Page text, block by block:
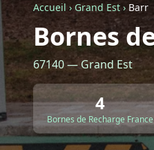
Accueil › Grand Est › Barr
Bornes
67140 — Grand Est
4
Bornes de Recharge France